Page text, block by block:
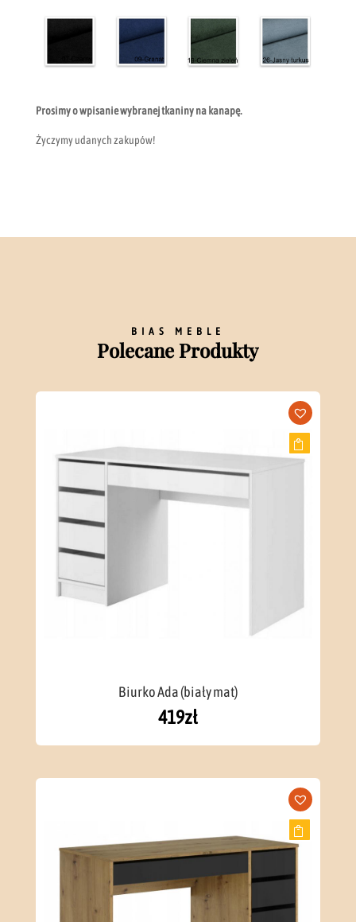
Prosimy o wpisanie wybranej tkaniny na kanapę.
Życzymy udanych zakupów!
BIAS MEBLE
Polecane Produkty
Biurko Ada (biały mat)
419zł